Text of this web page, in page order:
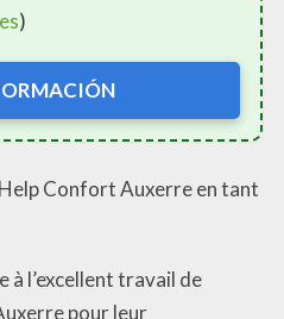
)
Confort Auxerre en tant
à l’excellent travail de
pour leur